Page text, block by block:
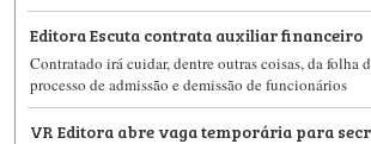
Editora Escuta contrata auxiliar financeiro
Contratado irá cuidar, dentre outras coisas, da folha
processo de admissão e demissão de funcionários
VR Editora abre vaga temporária para